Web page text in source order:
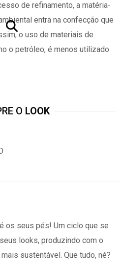
de refinamento, a matéria-
entra na confecção que
o uso de materiais de
o petróleo, é menos utilizado
O LOOK
os seus pés! Um ciclo que se
looks, produzindo com o
sustentável. Que tudo, né?